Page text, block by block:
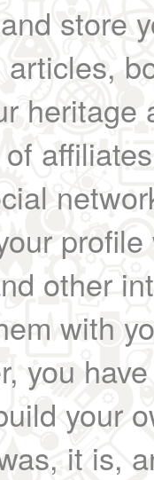
store
articles,
heritage
other
with
you
your
it is,